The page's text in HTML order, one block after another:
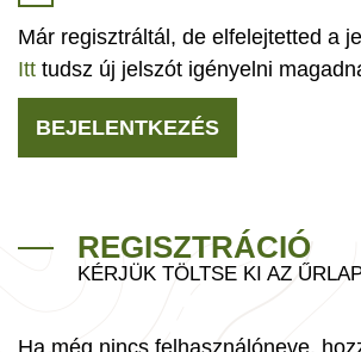
Már regisztráltál, de elfelejtetted a
Itt tudsz új jelszót igényelni
BEJELENTKEZÉS
REGISZTRÁCIÓ
KÉRJÜK TÖLTSE KI AZ
Ha még nincs felhasználóneve,